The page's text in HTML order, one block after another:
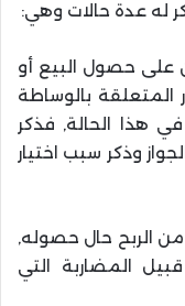
له عدة حالات وهي:
على حصول البيع أو
المتعلقة بالوساطة
هذا الحالة, فذكر
وذكر سبب اختيار
الربح حال حصوله,
المضاربة التي